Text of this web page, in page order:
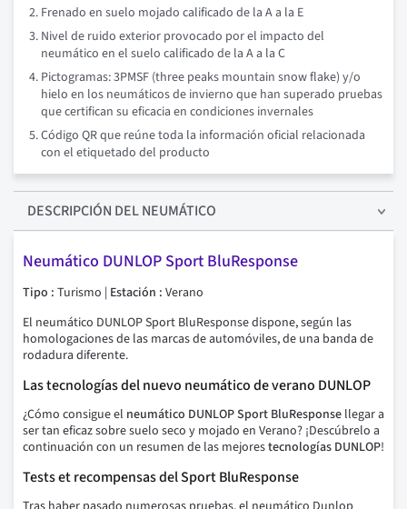
Frenado en suelo mojado calificado de la A a la E
Nivel de ruido exterior provocado por el impacto del
neumático en el suelo calificado de la A a la C
Pictogramas: 3PMSF (three peaks mountain snow flake) y/o
hielo en los neumáticos de invierno que han superado pruebas
que certifican su eficacia en condiciones invernales
Código QR que reúne toda la información oficial relacionada
con el etiquetado del producto
DESCRIPCIÓN DEL NEUMÁTICO
Neumático DUNLOP Sport BluResponse
Tipo : Turismo | Estación : Verano
El neumático DUNLOP Sport BluResponse dispone, según las
homologaciones de las marcas de automóviles, de una banda de
rodadura diferente.
Las tecnologías del nuevo neumático de verano DUNLOP
¿Cómo consigue el neumático DUNLOP Sport BluResponse llegar a
ser tan eficaz sobre suelo seco y mojado en Verano? ¡Descúbrelo a
continuación con un resumen de las mejorestecnologías DUNLOP!
Tests et recompensas del Sport BluResponse